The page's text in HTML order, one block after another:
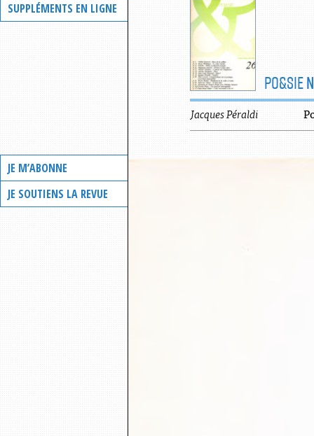
SUPPLÉMENTS EN LIGNE
JE M’ABONNE
JE SOUTIENS LA REVUE
PO&SIE
Jacques Péraldi